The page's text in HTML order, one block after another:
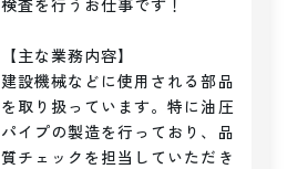
検査を行うお仕事です！
【主な業務内容】
建設機械などに使用される部品
を取り扱っています。特に油圧
パイプの製造を行っており、品
質チェックを担当していただき